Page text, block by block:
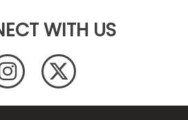
WITH US